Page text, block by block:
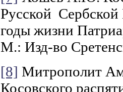
Русской
годы жизни
М.: Изд-во
[8] Митрополит
Косовского